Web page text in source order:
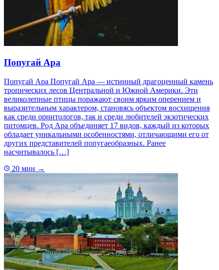
Попугай Ара
Попугай Ара Попугай Ара — истинный драгоценный камень
тропических лесов Центральной и Южной Америки. Эти
великолепные птицы поражают своим ярким оперением и
выразительным характером, становясь объектом восхищения
как среди орнитологов, так и среди любителей экзотических
питомцев. Род Ара объединяет 17 видов, каждый из которых
обладает уникальными особенностями, отличающими его от
других представителей попугаеобразных. Ранее
насчитывалось […]
20 мин →